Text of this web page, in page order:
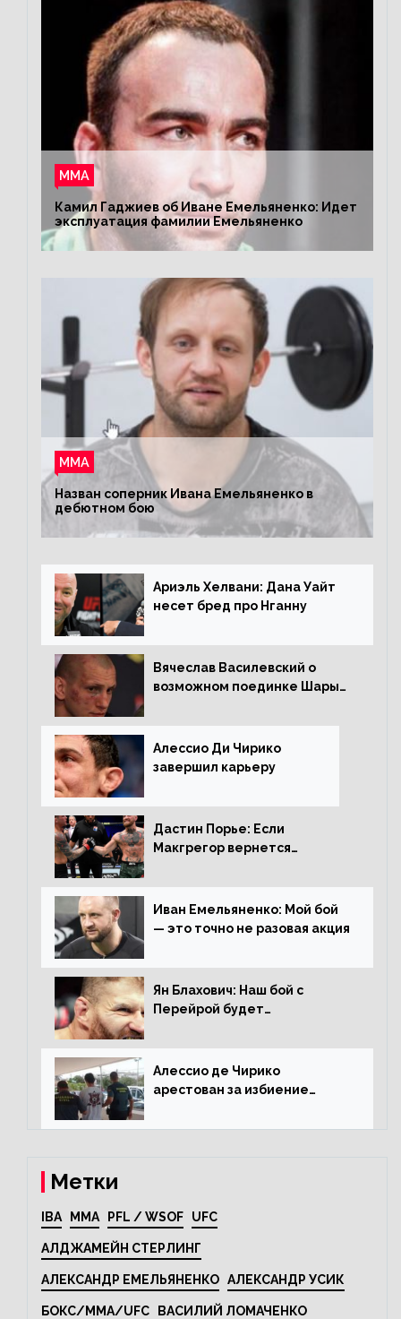
ММА
Камил Гаджиев об Иване Емельяненко: Идет
эксплуатация фамилии Емельяненко
ММА
Назван соперник Ивана Емельяненко в
дебютном бою
Ариэль Хелвани: Дана Уайт
несет бред про Нганну
Вячеслав Василевский о
возможном поединке Шары
Копыловым
Алессио Ди Чирико
завершил карьеру
Дастин Порье: Если
Макгрегор вернется
раунда на Чендлера
Иван Емельяненко: Мой бой
— это точно не разовая акция
Ян Блахович: Наш бой с
Перейрой будет
Алессио де Чирико
арестован за избиение
Метки
IBA MMA PFL / WSOF UFC
АЛДЖАМЕЙН СТЕРЛИНГ
АЛЕКСАНДР ЕМЕЛЬЯНЕНКО АЛЕКСАНДР УСИК
БОКС/MMA/UFC ВАСИЛИЙ ЛОМАЧЕНКО